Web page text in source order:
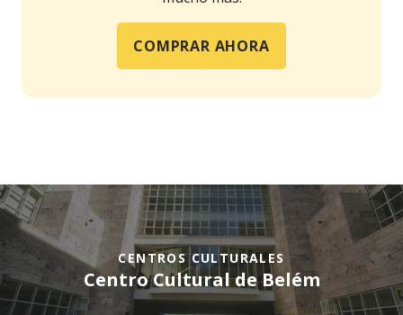
COMPRAR AHORA
CENTROS CULTURALES
Centro Cultural de Belém